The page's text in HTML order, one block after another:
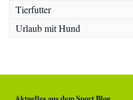
Tierfutter
Urlaub mit Hund